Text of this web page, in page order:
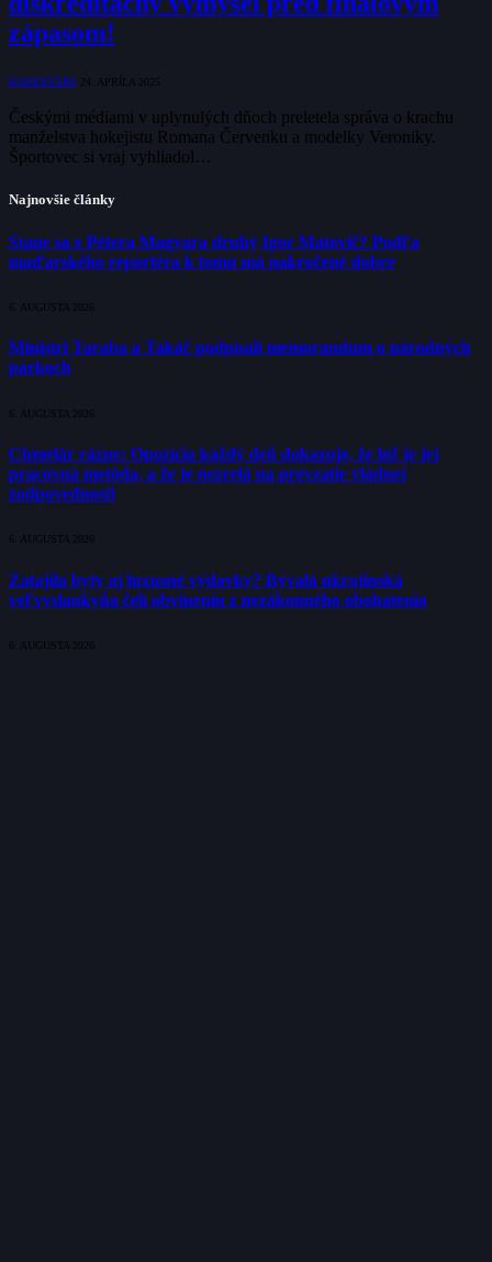
zápasom!
KOMENTÁRE 24. APRÍLA 2025
Českými médiami v uplynulých dňoch preletela správa o krachu
manželstva hokejistu Romana Červenku a modelky Veroniky.
Športovec si vraj vyhliadol…
Najnovšie články
Stane sa z Pétera Magyara druhý Igor Matovič? Podľa
maďarského reportéra k tomu má nakročené dobre
6. AUGUSTA 2026
Ministri Taraba a Takáč podpísali memorandum o národných
parkoch
6. AUGUSTA 2026
Chmelár rázne: Opozícia každý deň dokazuje, že lož je jej
pracovná metóda, a že je nezrelá na prevzatie vládnej
zodpovednosti
6. AUGUSTA 2026
Zatajila byty aj luxusné výdavky? Bývalá ukrajinská
veľvyslankyňa čelí obvineniu z nezákonného obohatenia
6. AUGUSTA 2026